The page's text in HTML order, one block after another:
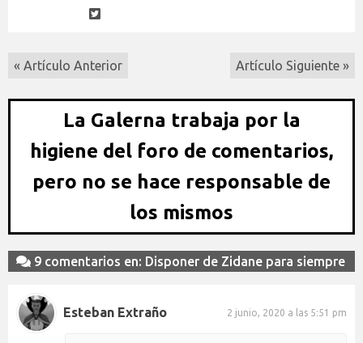
« Artículo Anterior Artículo Siguiente »
La Galerna trabaja por la
higiene del foro de comentarios,
pero no se hace responsable de
los mismos
9 comentarios en: Disponer de Zidane para siempre
Esteban Extraño 2 junio, 2020 a las 5:51 pm